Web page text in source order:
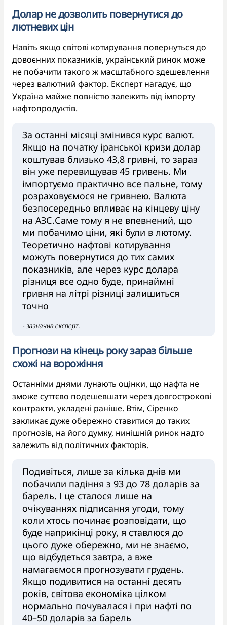
Долар не дозволить повернутися до
лютневих цін
Навіть якщо світові котирування повернуться до
довоєнних показників, український ринок може
не побачити такого ж масштабного здешевлення
через валютний фактор. Експерт нагадує, що
Україна майже повністю залежить від імпорту
нафтопродуктів.
За останні місяці змінився курс валют.
Якщо на початку іранської кризи долар
коштував близько 43,8 гривні, то зараз
він уже перевищував 45 гривень. Ми
імпортуємо практично все пальне, тому
розраховуємося не гривнею. Валюта
безпосередньо впливає на кінцеву ціну
на АЗС.Саме тому я не впевнений, що
ми побачимо ціни, які були в лютому.
Теоретично нафтові котирування
можуть повернутися до тих самих
показників, але через курс долара
різниця все одно буде, принаймні
гривня на літрі різниці залишиться
точно
- зазначив експерт.
Прогнози на кінець року зараз більше
схожі на ворожіння
Останніми днями лунають оцінки, що нафта не
зможе суттєво подешевшати через довгострокові
контракти, укладені раніше. Втім, Сіренко
закликає дуже обережно ставитися до таких
прогнозів, на його думку, нинішній ринок надто
залежить від політичних факторів.
Подивіться, лише за кілька днів ми
побачили падіння з 93 до 78 доларів за
барель. І це сталося лише на
очікуваннях підписання угоди, тому
коли хтось починає розповідати, що
буде наприкінці року, я ставлюся до
цього дуже обережно, ми не знаємо,
що відбудеться завтра, а вже
намагаємося прогнозувати грудень.
Якщо подивитися на останні десять
років, світова економіка цілком
нормально почувалася і при нафті по
40–50 доларів за барель